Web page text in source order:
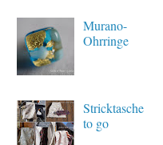
Murano-
Ohrringe
Stricktasche
to go